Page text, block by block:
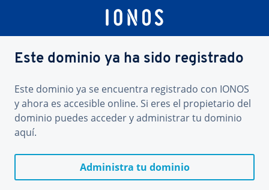
Este dominio ya ha sido registrado
Este dominio ya se encuentra registrado con IONOS
y ahora es accesible online. Si eres el propietario del
dominio puedes acceder y administrar tu dominio
aquí.
Administra tu dominio